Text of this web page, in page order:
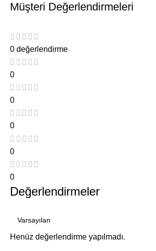
Müşteri Değerlendirmeleri
0 değerlendirme
0
0
0
0
0
Değerlendirmeler
Henüz değerlendirme yapılmadı.